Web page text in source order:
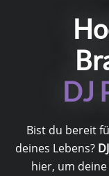
DJ
Bist du bereit
deines Lebens?
hier, um